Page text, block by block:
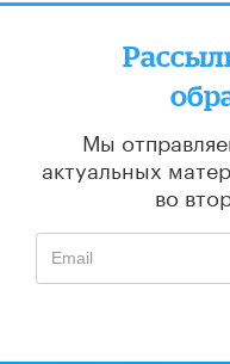
Мы
актуальных
во